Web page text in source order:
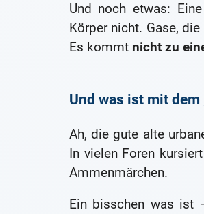
Und noch etwas:
Körper nicht. Gase,
Es kommt nicht zu
Und was ist mit
Ah, die gute alte
In vielen Foren
Ammenmärchen.
Ein bisschen was ist